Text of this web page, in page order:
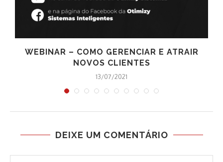
WEBINAR – COMO GERENCIAR E ATRAIR
NOVOS CLIENTES
13/07/2021
DEIXE UM COMENTÁRIO